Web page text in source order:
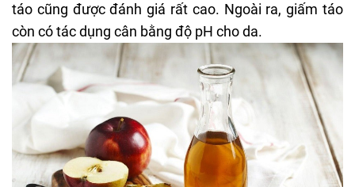
táo cũng được đánh giá rất cao. Ngoài ra, giấm táo
còn có tác dụng cân bằng độ pH cho da.